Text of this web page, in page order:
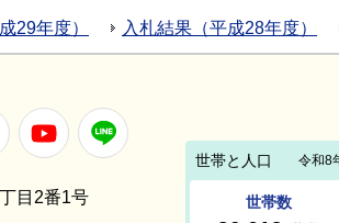
29年度） 入札結果（平成28年度）
InstagramYoutube
目2番1号